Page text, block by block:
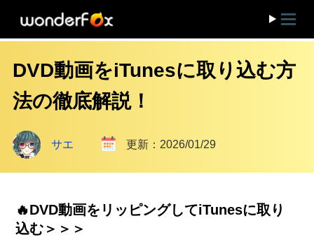
DVD動画をiTunesに取り込む方
法の徹底解説！
サエ 更新：2026/01/29
🔥DVD動画をリッピングしてiTunesに取り
込む＞＞＞